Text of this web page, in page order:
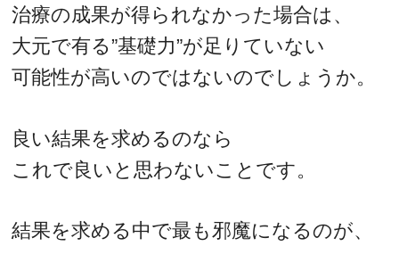
治療の成果が得られなかった場合は、
大元で有る”基礎力”が足りていない
可能性が高いのではないのでしょうか。
良い結果を求めるのなら
これで良いと思わないことです。
結果を求める中で最も邪魔になるのが、